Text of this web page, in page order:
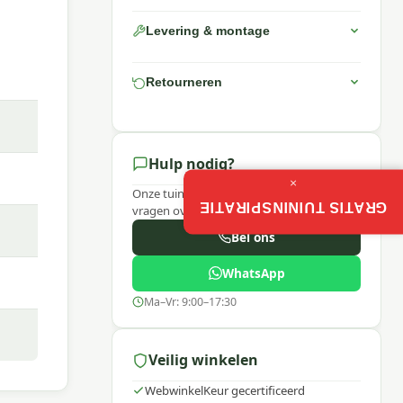
op
Levering & montage
Retourneren
Hulp nodig?
Onze tuinexperts helpen je graag bij
vragen over dit product.
Bel ons
WhatsApp
Ma–Vr: 9:00–17:30
Veilig winkelen
WebwinkelKeur gecertificeerd
GRATIS TUININSPIRATIE
×